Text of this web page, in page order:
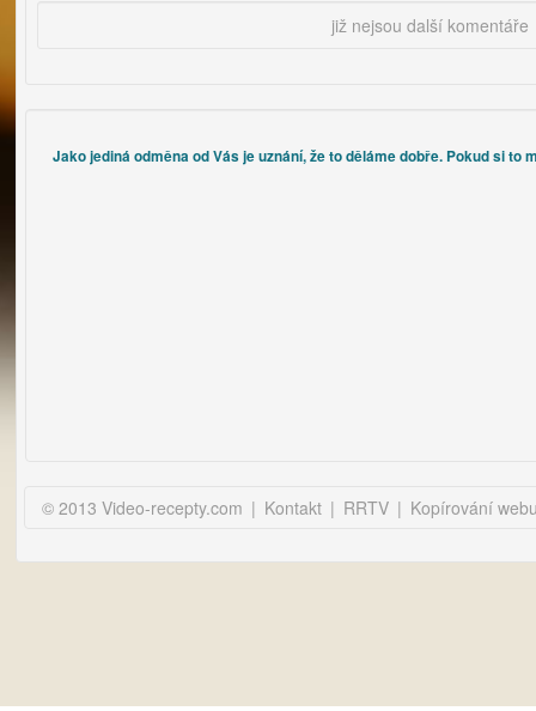
již nejsou další komentáře
Jako jediná odměna od Vás je uznání, že to děláme dobře. Pokud si to
© 2013 Video-recepty.com | Kontakt | RRTV | Kopírování webu